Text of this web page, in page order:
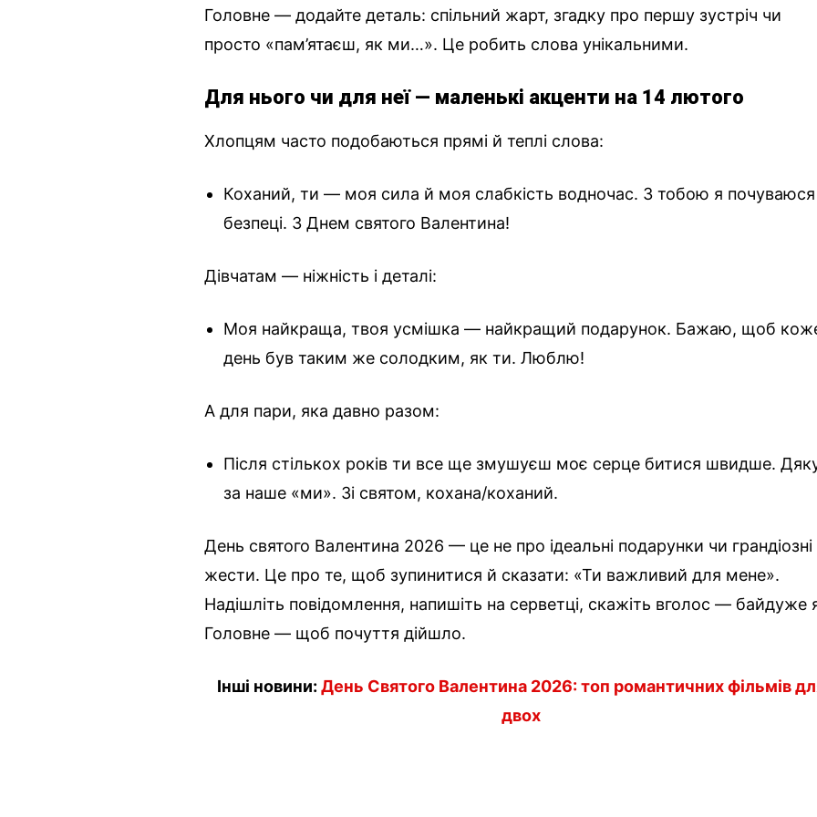
Головне — додайте деталь: спільний жарт, згадку про першу зустріч чи
просто «пам’ятаєш, як ми…». Це робить слова унікальними.
Для нього чи для неї — маленькі акценти на 14 лютого
Хлопцям часто подобаються прямі й теплі слова:
Коханий, ти — моя сила й моя слабкість водночас. З тобою я
безпеці. З Днем святого Валентина!
Дівчатам — ніжність і деталі:
Моя найкраща, твоя усмішка — найкращий подарунок. Бажаю, щоб
день був таким же солодким, як ти. Люблю!
А для пари, яка давно разом:
Після стількох років ти все ще змушуєш моє серце битися швидше.
за наше «ми». Зі святом, кохана/коханий.
День святого Валентина 2026 — це не про ідеальні подарунки чи грандіозні
жести. Це про те, щоб зупинитися й сказати: «Ти важливий для мене».
Надішліть повідомлення, напишіть на серветці, скажіть вголос — байдуже
Головне — щоб почуття дійшло.
Інші новини:День Святого Валентина 2026: топ романтичних фільмів
двох